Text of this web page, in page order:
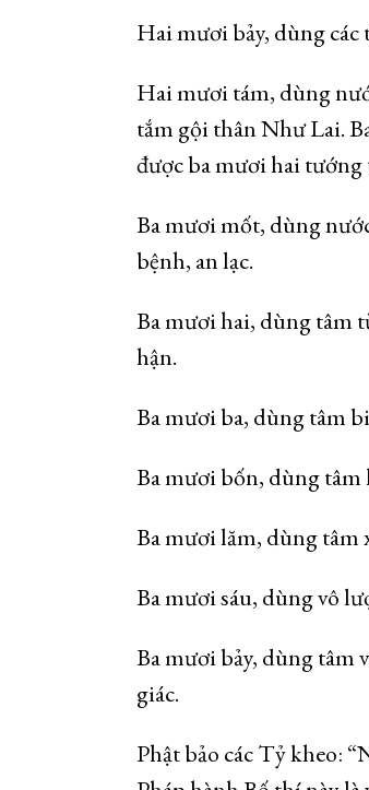
Hai mươi bảy, dùng các
Hai mươi tám, dùng
tắm gội thân Như Lai.
được ba mươi hai tướng
Ba mươi mốt, dùng
bệnh, an lạc.
Ba mươi hai, dùng tâm
hận.
Ba mươi ba, dùng tâm
Ba mươi bốn, dùng tâm
Ba mươi lăm, dùng tâm
Ba mươi sáu, dùng vô
Ba mươi bảy, dùng tâm
giác.
Phật bảo các Tỷ kheo: